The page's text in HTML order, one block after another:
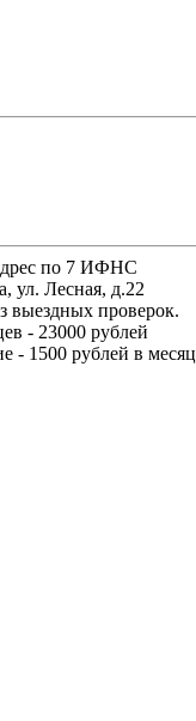
по 7 ИФНС
ул. Лесная, д.22
выездных проверок.
- 23000 рублей
- 1500 рублей в месяц